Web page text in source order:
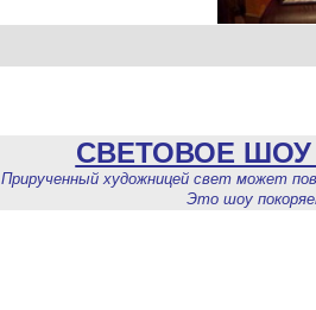
СВЕТОВОЕ ШОУ
Прирученный художницей свет может
Это шоу